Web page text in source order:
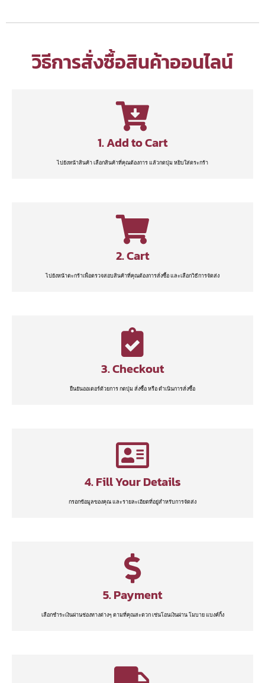
วิธีการสั่งซื้อสินค้าออนไลน์
1. Add to Cart
ไปยังหน้าสินค้า เลือกสินค้าที่คุณต้องการ แล้วกดปุ่ม หยิบใส่ตระกร้า
2. Cart
ไปยังหน้าตะกร้าเพื่อตรวจสอบสินค้าที่คุณต้องการสั่งซื้อ และเลือกวิธีการจัดส่ง
3. Checkout
ยืนยันออเดอร์ด้วยการ กดปุ่ม สั่งซื้อ หรือ ดำเนินการสั่งซื้อ
4. Fill Your Details
กรอกข้อมูลของคุณ และรายละเอียดที่อยู่สำหรับการจัดส่ง
5. Payment
เลือกชำระเงินผ่านช่องทางต่างๆ ตามที่คุณสะดวก เช่นโอนเงินผ่าน โมบาย แบงค์กิ้ง